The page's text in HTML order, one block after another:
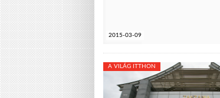
2015-03-09
A VILÁG ITTHON